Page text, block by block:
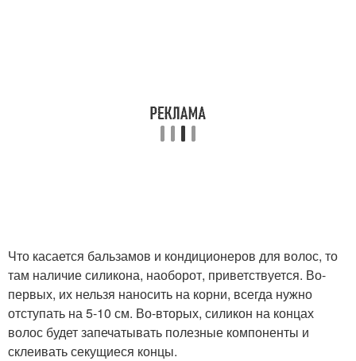
Что касается бальзамов и кондиционеров для волос, то
там наличие силикона, наоборот, приветствуется. Во-
первых, их нельзя наносить на корни, всегда нужно
отступать на 5-10 см. Во-вторых, силикон на концах
волос будет запечатывать полезные компоненты и
склеивать секущиеся концы.